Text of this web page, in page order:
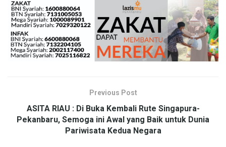
Previous Post
ASITA RIAU : Di Buka Kembali Rute Singapura-
Pekanbaru, Semoga ini Awal yang Baik untuk Dunia
Pariwisata Kedua Negara